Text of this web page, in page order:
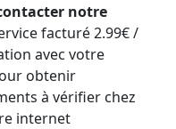
notre
facturé 2.99€ /
avec votre
obtenir
à vérifier chez
internet